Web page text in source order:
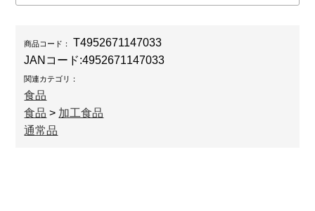
商品コード：
T4952671147033
JANコード:4952671147033
関連カテゴリ：
食品
食品 > 加工食品
通常品